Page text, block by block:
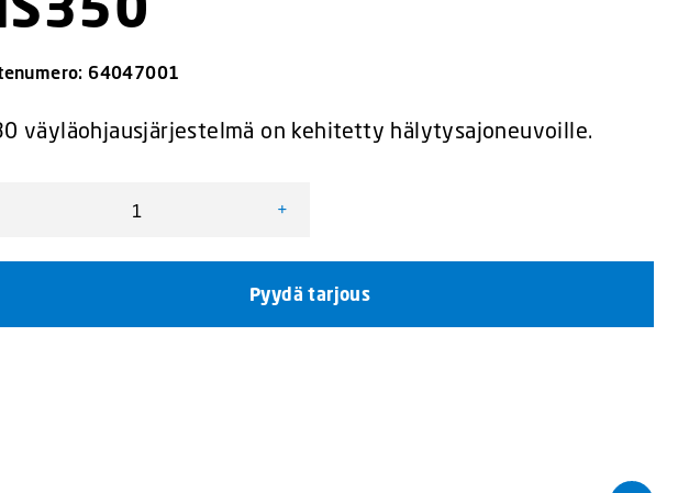
64047001
väyläohjausjärjestelmä on kehitetty hälytysajoneuvoille.
Väyläohjausjärjestelmä MS350 määrä
+
Pyydä tarjous